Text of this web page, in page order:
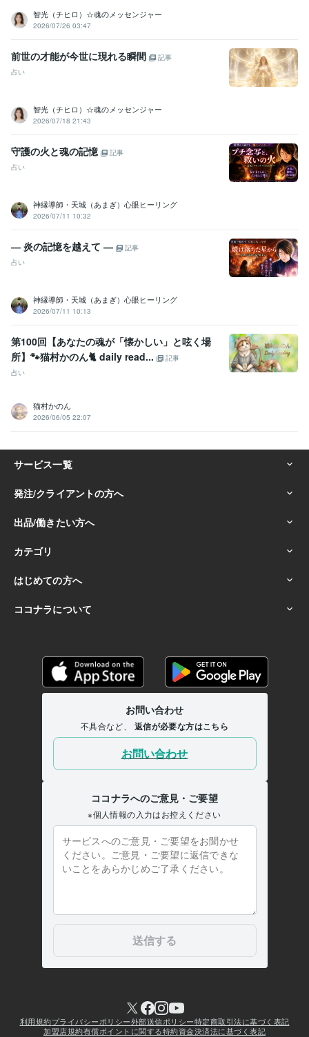
智光（チヒロ）☆魂のメッセンジャー
2026/07/26 03:47
前世の才能が今世に現れる瞬間
記事
占い
智光（チヒロ）☆魂のメッセンジャー
2026/07/18 21:43
守護の火と魂の記憶
記事
占い
神縁導師・天城（あまぎ）心眼ヒーリング
2026/07/11 10:32
― 炎の記憶を越えて ―
記事
占い
神縁導師・天城（あまぎ）心眼ヒーリング
2026/07/11 10:13
第100回【あなたの魂が「懐かしい」と呟く場
所】🐾猫村かのん🐈 daily read...
記事
占い
猫村かのん
2026/06/05 22:07